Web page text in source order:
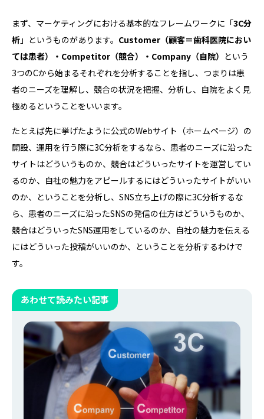
まず、マーケティングにおける基本的なフレームワークに「3C分
析 」というものがあります。 Customer（顧客＝歯科医院におい
ては患者）・Competitor（競合）・Company（自院） という
3つのCから始まるそれぞれを分析することを指し、つまりは患
者のニーズを理解し、競合の状況を把握、分析し、自院をよく見
極めるということをいいます。
たとえば先に挙げたように公式のWebサイト（ホームページ）の
開設、運用を行う際に3C分析をするなら、患者のニーズに沿った
サイトはどういうものか、競合はどういったサイトを運営してい
るのか、自社の魅力をアピールするにはどういったサイトがいい
のか、ということを分析し、SNS立ち上げの際に3C分析するな
ら、患者のニーズに沿ったSNSの発信の仕方はどういうものか、
競合はどういったSNS運用をしているのか、自社の魅力を伝える
にはどういった投稿がいいのか、ということを分析するわけで
す。
あわせて読みたい記事